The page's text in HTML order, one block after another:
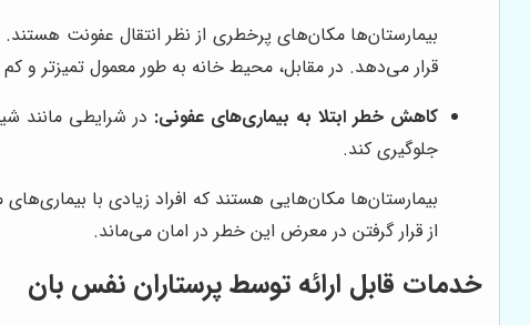
بیمارستان‌ها مکان‌های پرخطری از نظر انتقال عفونت
قرار می‌دهد. در مقابل، محیط خانه به طور معمول تمیزتر و
کاهش خطر ابتلا به بیماری‌های عفونی: در شرایطی مانند
جلوگیری کند.
بیمارستان‌ها مکان‌هایی هستند که افراد زیادی با
از قرار گرفتن در معرض این خطر در امان می‌ماند.
خدمات قابل ارائه توسط پرستاران نفس بان